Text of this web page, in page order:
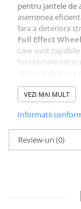
pentru jantele de
asemenea
fara a deteriora
Full Effect
care sunt
functionarii
temperaturilor
jantele de aliaj.
folosirea unor
Cantitate: 750
VEZI MAI MULT
Informatii
Review-uri(0)